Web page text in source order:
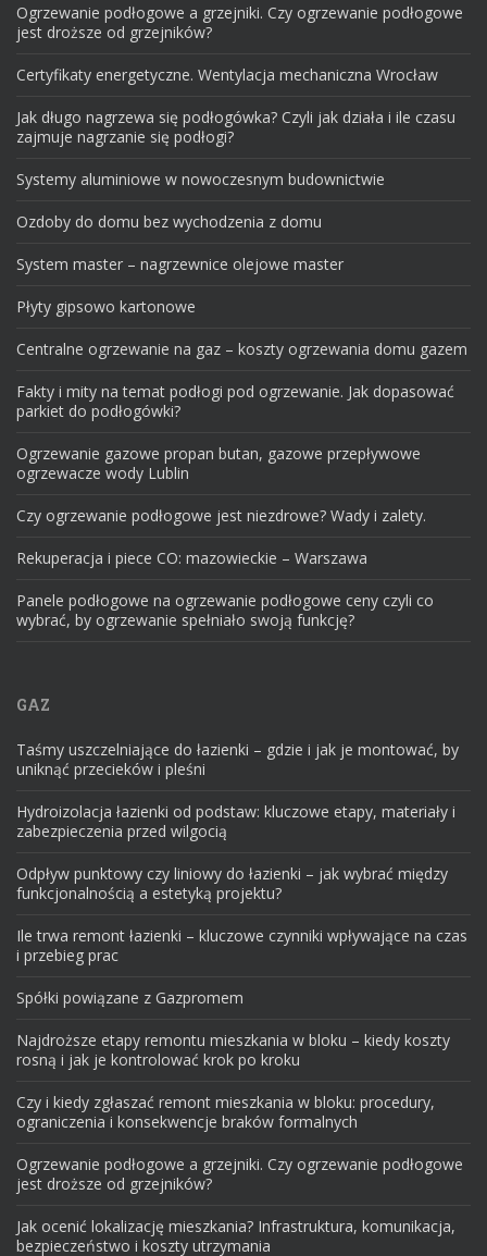
Ogrzewanie podłogowe a grzejniki. Czy ogrzewanie podłogowe
jest droższe od grzejników?
Certyfikaty energetyczne. Wentylacja mechaniczna Wrocław
Jak długo nagrzewa się podłogówka? Czyli jak działa i ile czasu
zajmuje nagrzanie się podłogi?
Systemy aluminiowe w nowoczesnym budownictwie
Ozdoby do domu bez wychodzenia z domu
System master – nagrzewnice olejowe master
Płyty gipsowo kartonowe
Centralne ogrzewanie na gaz – koszty ogrzewania domu gazem
Fakty i mity na temat podłogi pod ogrzewanie. Jak dopasować
parkiet do podłogówki?
Ogrzewanie gazowe propan butan, gazowe przepływowe
ogrzewacze wody Lublin
Czy ogrzewanie podłogowe jest niezdrowe? Wady i zalety.
Rekuperacja i piece CO: mazowieckie – Warszawa
Panele podłogowe na ogrzewanie podłogowe ceny czyli co
wybrać, by ogrzewanie spełniało swoją funkcję?
GAZ
Taśmy uszczelniające do łazienki – gdzie i jak je montować, by
uniknąć przecieków i pleśni
Hydroizolacja łazienki od podstaw: kluczowe etapy, materiały i
zabezpieczenia przed wilgocią
Odpływ punktowy czy liniowy do łazienki – jak wybrać między
funkcjonalnością a estetyką projektu?
Ile trwa remont łazienki – kluczowe czynniki wpływające na czas
i przebieg prac
Spółki powiązane z Gazpromem
Najdroższe etapy remontu mieszkania w bloku – kiedy koszty
rosną i jak je kontrolować krok po kroku
Czy i kiedy zgłaszać remont mieszkania w bloku: procedury,
ograniczenia i konsekwencje braków formalnych
Ogrzewanie podłogowe a grzejniki. Czy ogrzewanie podłogowe
jest droższe od grzejników?
Jak ocenić lokalizację mieszkania? Infrastruktura, komunikacja,
bezpieczeństwo i koszty utrzymania